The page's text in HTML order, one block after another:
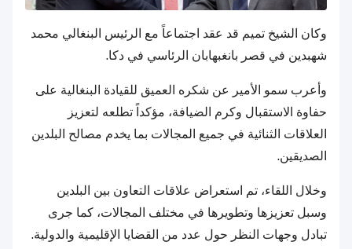
وكان الشيخ تميم قد عقد اجتماعاً مع الرئيس البنغالي محمد
شهبدين في قصر بانغبهابان الرئاسي في دكا.
وأعرب سمو الأمير عن شكره العميق للقيادة البنغالية على
حفاوة الاستقبال وكرم الضيافة، مؤكداً تطلعه لتعزيز
العلاقات الثنائية في جميع المجالات بما يخدم مصالح البلدين
الصديقين.
وخلال اللقاء، تم استعراض علاقات التعاون بين البلدين
وسبل تعزيزها وتطويرها في مختلف المجالات، كما جرى
تبادل وجهات النظر حول عدد من القضايا الإقليمية والدولية.